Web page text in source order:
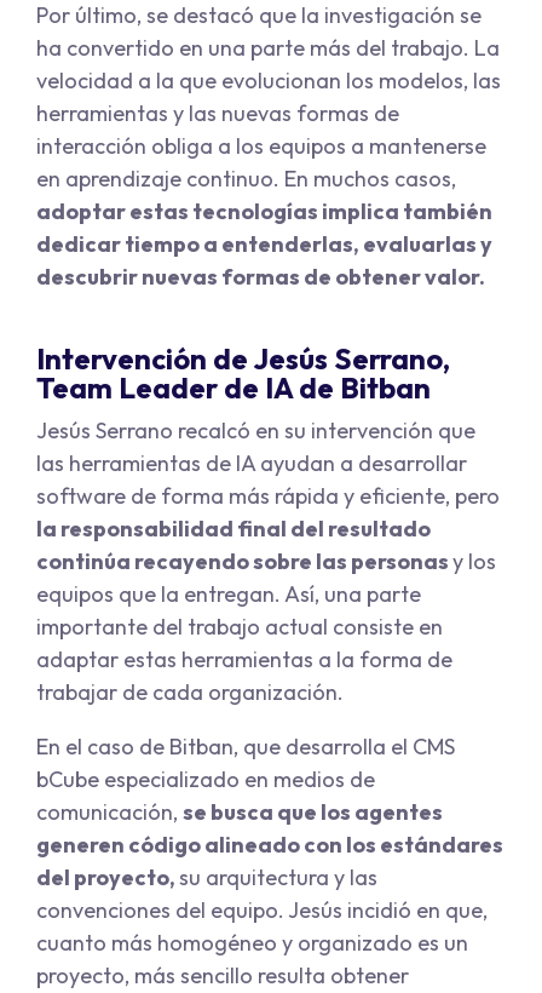
Por último, se destacó que la investigación se
ha convertido en una parte más del trabajo. La
velocidad a la que evolucionan los modelos, las
herramientas y las nuevas formas de
interacción obliga a los equipos a mantenerse
en aprendizaje continuo. En muchos casos,
adoptar estas tecnologías implica también
dedicar tiempo a entenderlas, evaluarlas y
descubrir nuevas formas de obtener valor.
Intervención de Jesús Serrano,
Team Leader de IA de Bitban
Jesús Serrano recalcó en su intervención que
las herramientas de IA ayudan a desarrollar
software de forma más rápida y eficiente, pero
la responsabilidad final del resultado
continúa recayendo sobre las personasy los
equipos que la entregan. Así, una parte
importante del trabajo actual consiste en
adaptar estas herramientas a la forma de
trabajar de cada organización.
En el caso de Bitban, que desarrolla el CMS
bCube especializado en medios de
comunicación, se busca que los agentes
generen código alineado con los estándares
del proyecto,su arquitectura y las
convenciones del equipo. Jesús incidió en que,
cuanto más homogéneo y organizado es un
proyecto, más sencillo resulta obtener